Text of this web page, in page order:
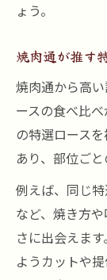
ょう。
焼肉通が推す
焼肉通から高
ースの食べ比
の特選ロース
あり、部位ご
例えば、同じ
など、焼き方
さに出会えま
ようカットや